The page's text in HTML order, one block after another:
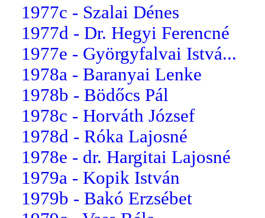
1977c - Szalai Dénes
1977d - Dr. Hegyi Ferencné
1977e - Györgyfalvai Istvá...
1978a - Baranyai Lenke
1978b - Bödőcs Pál
1978c - Horváth József
1978d - Róka Lajosné
1978e - dr. Hargitai Lajosné
1979a - Kopik István
1979b - Bakó Erzsébet